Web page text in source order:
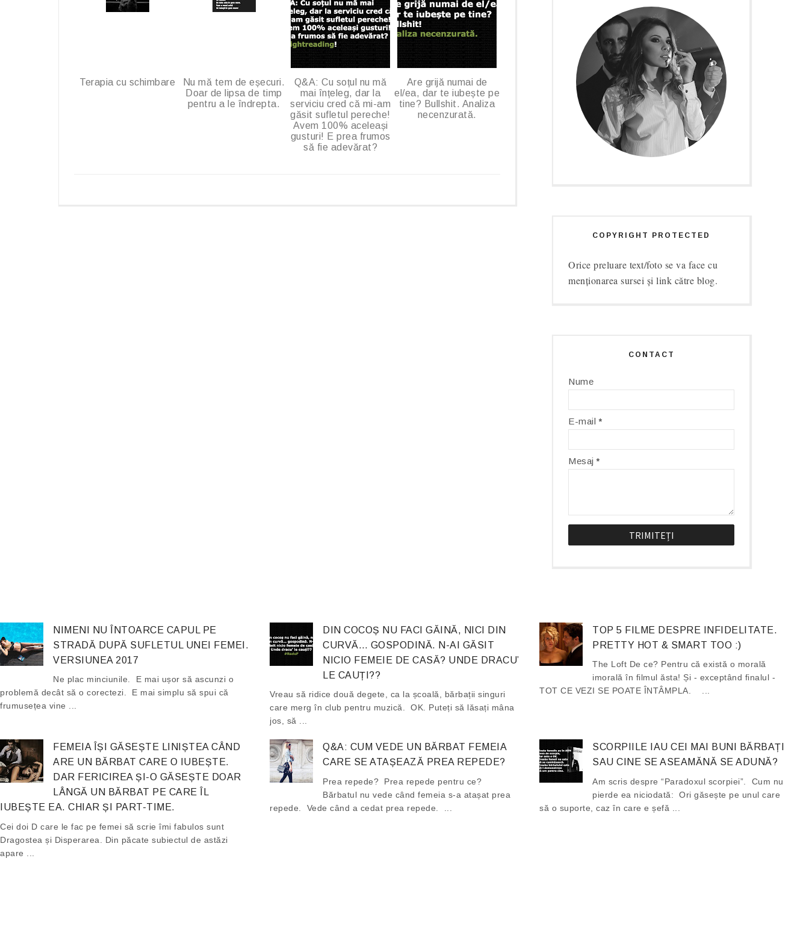
s
Terapia cu schimbare
Nu mă tem de eșecuri.
Doar de lipsa de timp
pentru a le îndrepta.
Q&A: Cu soțul nu mă
mai înțeleg, dar la
serviciu cred că mi-am
găsit sufletul pereche!
Avem 100% aceleași
gusturi! E prea frumos
să fie adevărat?
Are grijă numai de
el/ea, dar te iubește pe
tine? Bullshit. Analiza
necenzurată.
COPYRIGHT PROTECTED
Orice preluare text/foto se va face cu
menționarea sursei și link către blog.
CONTACT
Nume
E-mail*
Mesaj*
NIMENI NU ÎNTOARCE CAPUL PE
STRADĂ DUPĂ SUFLETUL UNEI FEMEI.
VERSIUNEA 2017
Ne plac minciunile. E mai ușor să ascunzi o
problemă decât să o corectezi. E mai simplu să spui că
frumusețea vine ...
DIN COCOȘ NU FACI GĂINĂ, NICI DIN
CURVĂ… GOSPODINĂ. N-AI GĂSIT
NICIO FEMEIE DE CASĂ? UNDE DRACU’
LE CAUȚI??
Vreau să ridice două degete, ca la școală, bărbații singuri
care merg în club pentru muzică. OK. Puteți să lăsați mâna
jos, să ...
TOP 5 FILME DESPRE INFIDELITATE.
PRETTY HOT & SMART TOO :)
The Loft De ce? Pentru că există o morală
imorală în filmul ăsta! Și - exceptând finalul -
TOT CE VEZI SE POATE ÎNTÂMPLA. ...
FEMEIA ÎȘI GĂSEȘTE LINIȘTEA CÂND
ARE UN BĂRBAT CARE O IUBEȘTE.
DAR FERICIREA ȘI-O GĂSEȘTE DOAR
LÂNGĂ UN BĂRBAT PE CARE ÎL
IUBEȘTE EA. CHIAR ȘI PART-TIME.
Cei doi D care le fac pe femei să scrie îmi fabulos sunt
Dragostea și Disperarea. Din păcate subiectul de astăzi
apare ...
Q&A: CUM VEDE UN BĂRBAT FEMEIA
CARE SE ATAȘEAZĂ PREA REPEDE?
Prea repede? Prea repede pentru ce?
Bărbatul nu vede când femeia s-a atașat prea
repede. Vede când a cedat prea repede. ...
SCORPIILE IAU CEI MAI BUNI BĂRBAȚI
SAU CINE SE ASEAMĂNĂ SE ADUNĂ?
Am scris despre “Paradoxul scorpiei”. Cum nu
pierde ea niciodată: Ori găsește pe unul care
să o suporte, caz în care e șefă ...